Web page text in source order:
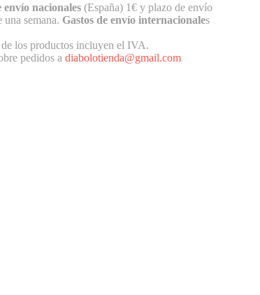
envío nacionales (España) 1€ y plazo de envío
una semana. Gastos de envío internacionales
los productos incluyen el IVA.
pedidos a diabolotienda@gmail.com